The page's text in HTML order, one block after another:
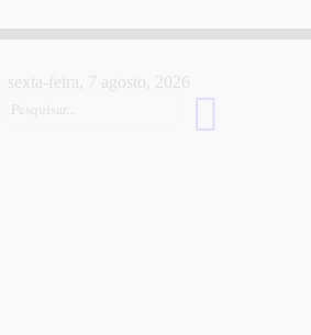
sexta-feira, 7 agosto, 2026